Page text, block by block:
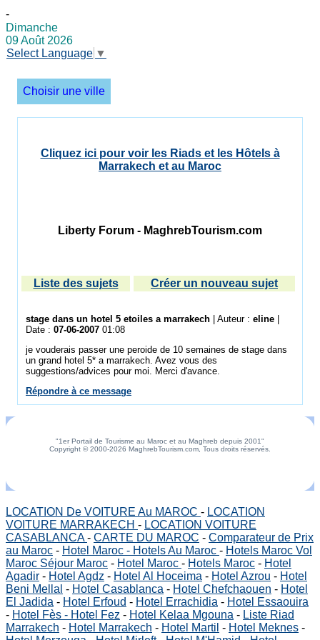
-
Dimanche
09 Août 2026
Select Language ▼
Choisir une ville
Cliquez ici pour voir les Riads et les Hôtels à
Marrakech et au Maroc
Liberty Forum - MaghrebTourism.com
Liste des sujets Créer un nouveau sujet
stage dans un hotel 5 etoiles a marrakech | Auteur : eline
Date : 07-06-2007 01:08
je vouderais passer une peroide de 10 semaines de stage dans
un grand hotel 5* a marrakech. Avez vous des
suggestions/advices pour moi. Merci d'avance.
Répondre à ce message
"1er Portail de Tourisme au Maroc et au Maghreb depuis 2001"
Copyright © 2000-2026 MaghrebTourism.com, Tous droits réservés.
LOCATION De VOITURE Au MAROC - LOCATION
VOITURE MARRAKECH - LOCATION VOITURE
CASABLANCA- CARTE DU MAROC - Comparateur de Prix
au Maroc - Hotel Maroc - Hotels Au Maroc - Hotels Maroc Vol
Maroc Séjour Maroc - Hotel Maroc - Hotels Maroc - Hotel
Agadir - Hotel Agdz - Hotel Al Hoceima - Hotel Azrou - Hotel
Beni Mellal - Hotel Casablanca - Hotel Chefchaouen - Hotel
El Jadida - Hotel Erfoud - Hotel Errachidia - Hotel Essaouira
- Hotel Fès - Hotel Fez - Hotel Kelaa Mgouna - Liste Riad
Marrakech - Hotel Marrakech - Hotel Martil - Hotel Meknes -